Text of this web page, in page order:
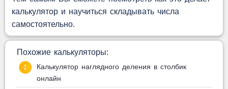
калькулятор и научиться складывать числа
самостоятельно.
Похожие калькуляторы:
Калькулятор наглядного деления в столбик
онлайн